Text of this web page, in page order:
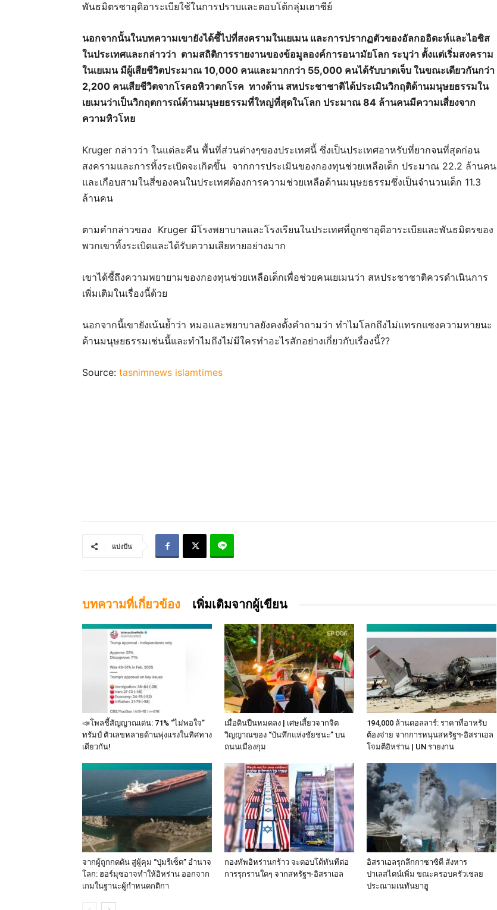
พันธมิตรซาอุดิอาระเบียใช้ในการปราบและตอบโต้กลุ่มเฮาซีย์
นอกจากนั้นในบทความเขายังได้ชี้ไปที่สงครามในเยเมน และการปรากฏตัวของอัลกออิดะห์และไอซิส
ในประเทศและกล่าวว่า ตามสถิติการรายงานของข้อมูลองค์การอนามัยโลก ระบุว่า ตั้งแต่เริ่มสงคราม
ในเยเมน มีผู้เสียชีวิตประมาณ 10,000 คนและมากกว่า 55,000 คนได้รับบาดเจ็บ ในขณะเดียวกันกว่า
2,200 คนเสียชีวิตจากโรคอหิวาตกโรค ทางด้าน สหประชาชาติได้ประเมินวิกฤติด้านมนุษยธรรมใน
เยเมนว่าเป็นวิกฤตการณ์ด้านมนุษยธรรมที่ใหญ่ที่สุดในโลก ประมาณ 84 ล้านคนมีความเสี่ยงจาก
ความหิวโหย
Kruger กล่าวว่า ในแต่ละคืน พื้นที่ส่วนต่างๆของประเทศนี้ ซึ่งเป็นประเทศอาหรับที่ยากจนที่สุดก่อน
สงครามและการทิ้งระเบิดจะเกิดขึ้น จากการประเมินของกองทุนช่วยเหลือเด็ก ประมาณ 22.2 ล้านคน
และเกือบสามในสี่ของคนในประเทศต้องการความช่วยเหลือด้านมนุษยธรรมซึ่งเป็นจำนวนเด็ก 11.3
ล้านคน
ตามคำกล่าวของ Kruger มีโรงพยาบาลและโรงเรียนในประเทศที่ถูกซาอุดีอาระเบียและพันธมิตรของ
พวกเขาทิ้งระเบิดและได้รับความเสียหายอย่างมาก
เขาได้ชี้ถึงความพยายามของกองทุนช่วยเหลือเด็กเพื่อช่วยคนเยเมนว่า สหประชาชาติควรดำเนินการ
เพิ่มเติมในเรื่องนี้ด้วย
นอกจากนี้เขายังเน้นย้ำว่า หมอและพยาบาลยังคงตั้งคำถามว่า ทำไมโลกถึงไม่แทรกแซงความหายนะ
ด้านมนุษยธรรมเช่นนี้และทำไมถึงไม่มีใครทำอะไรสักอย่างเกี่ยวกับเรื่องนี้??
Source: tasnimnews islamtimes
แบ่งปัน
บทความที่เกี่ยวข้อง เพิ่มเติมจากผู้เขียน
📣โพลชี้สัญญาณเด่น: 71% “ไม่พอใจ”
ทรัมป์ ตัวเลขหลายด้านพุ่งแรงในทิศทาง
เดียวกัน!
เมื่อดินปืนหมดลง | เศษเสี้ยวจากจิต
วิญญาณของ “บันทึกแห่งชัยชนะ” บน
ถนนเมืองกุม
194,000 ล้านดอลลาร์: ราคาที่อาหรับ
ต้องจ่าย จากการหนุนสหรัฐฯ‑อิสราเอล
โจมตีอิหร่าน | UN รายงาน
จากผู้ถูกกดดัน สู่ผู้คุม “ปุ่มรีเซ็ต” อำนาจ
โลก: ฮอร์มุซอาจทำให้อิหร่าน ออกจาก
เกมในฐานะผู้กำหนดกติกา
กองทัพอิหร่านกร้าว จะตอบโต้ทันทีต่อ
การรุกรานใดๆ จากสหรัฐฯ-อิสราเอล
อิสราเอลรุกลึกกาซาซิตี สังหาร
ปาเลสไตน์เพิ่ม ขณะครอบครัวเชลย
ประณามเนทันยาฮู